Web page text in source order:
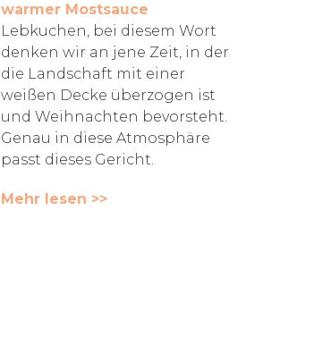
warmer Mostsauce
Lebkuchen, bei diesem Wort
denken wir an jene Zeit, in der
die Landschaft mit einer
weißen Decke überzogen ist
und Weihnachten bevorsteht.
Genau in diese Atmosphäre
passt dieses Gericht.
Mehr lesen >>